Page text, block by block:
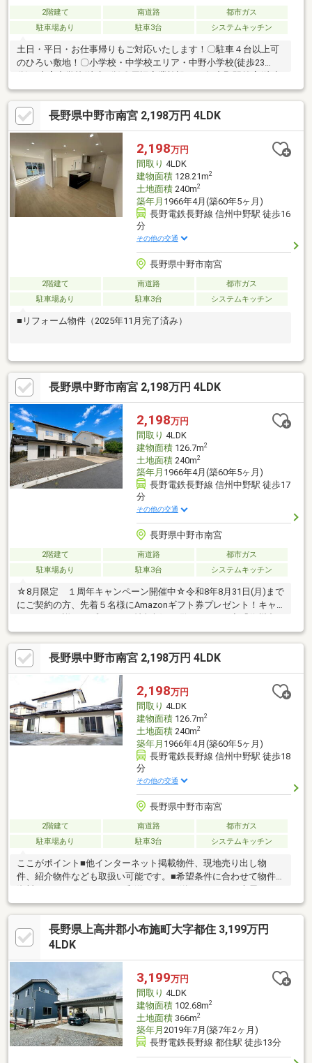
2階建て 南道路
都市ガス
駐車場あり
駐車3台 システムキッチン
土日・平日・お仕事帰りもご対応いたします！〇駐車４台以上可
のひろい敷地！〇小学校・中学校エリア・中野小学校(徒歩23
15分)・セブンイレブン 中野市南宮店(徒歩7分)・クスリのアオキ
西条店(徒歩9分)○●ONETEAM不動産なら資金計画からサポート●
〇 ローンに不安事ございませんか？・ローンについてわからな
い・車のローンがある・他社で審査に落ちてしまった などペー
ジ下部の支払い例もチェック！弊社はお客様に合ったローンのご
提案いたします♪
長野県中野市南宮 2,198万円 4LDK
2,198万円
間取り 4LDK
建物面積128.21m2
土地面積240m2
築年月 1966年4月(築60年5ヶ月)
長野電鉄長野線 信州中野駅 徒歩16
分
その他の交通
長野県中野市南宮
2階建て 南道路
都市ガス
駐車場あり
駐車3台 システムキッチン
■リフォーム物件（2025年11月完了済み）
長野県中野市南宮 2,198万円 4LDK
2,198万円
間取り 4LDK
建物面積126.7m2
土地面積240m2
築年月 1966年4月(築60年5ヶ月)
長野電鉄長野線 信州中野駅 徒歩17
分
その他の交通
長野県中野市南宮
2階建て 南道路
都市ガス
駐車場あり
駐車3台 システムキッチン
☆8月限定 １周年キャンペーン開催中☆令和8年8月31日(月)まで
にご契約の方、先着５名様にAmazonギフト券プレゼント！キャ
野」駅まで車で４分！◇小学校まで徒歩１９分、中学校まで徒歩
３分です！◇２０．７帖のLDKは広く使え、ソファーやダイニン
グセットの配置を色々変えることができそうです！◇全居室収納
♪ 季節ものやイベント物も収納可能です。◇浴室・トイレ・洗
面化粧台は全て新品♪◇窓やドアも全て交換済みです。見える部
分は手を抜きません☆◇白蟻防蟻処理済みで見えない部分もしっ
かりと対策してある住宅です☆
長野県中野市南宮 2,198万円 4LDK
2,198万円
間取り 4LDK
建物面積126.7m2
土地面積240m2
築年月 1966年4月(築60年5ヶ月)
長野電鉄長野線 信州中野駅 徒歩18
分
その他の交通
長野県中野市南宮
2階建て 南道路
都市ガス
駐車場あり
駐車3台 システムキッチン
ここがポイント■他インターネット掲載物件、現地売り出し物
件、紹介物件なども取扱い可能です。■希望条件に合わせて物件
資料をメール・ＬＩＮＥ・郵送などでお送りします。■専属ファ
イナンシャルプランナーによる無料ライフプランシュミレーショ
ン■住替え（残債有ＯＫ）住替え住宅ローン取扱い有■無料売却査
定実施中・安心の下取り保証制度有■物件収集より引渡しアフタ
ーに至るまでフルサービス
長野県上高井郡小布施町大字都住 3,199万円
4LDK
3,199万円
間取り 4LDK
建物面積102.68m2
土地面積366m2
築年月 2019年7月(築7年2ヶ月)
長野電鉄長野線 都住駅 徒歩13分